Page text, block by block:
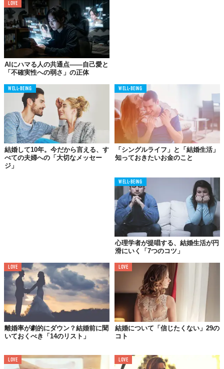
04.
戦わない、すぐに謝る！
良好な関係を続けるためにベストな方法は、お互いの怒りのボー
ダーラインを知っておくことです。とはいえ、そこまで完璧なカ
ップルはいませんから、時にはポロッとパートナーの逆鱗に触れ
る言動をしてしまうことも。そういう時はすぐに謝りましょう。
翌日に持ち越さないようにしましょう。お互いモヤモヤを抱えた
まま次の日を迎えるのは気持ち悪いですからね。
セックスしたければ
迷わずに誘う！
セックスをしたくなったら、ためらわずにパートナーを誘いまし
ょう。きっと喜んでくれるはずです（疲れているときは別）。
てあげてください。そして、パートナーにも聞いてみましょう。
LOVE
AIにハマる人の共通点——自己愛と
「不確実性への弱さ」の正体
WELL-BEING
結婚して10年。今だから言える、す
べての夫婦への「大切なメッセー
ジ」
WELL-BEING
「シングルライフ」と「結婚生活」
知っておきたいお金のこと
WELL-BEING
心理学者が提唱する、結婚生活が円
滑にいく「7つのコツ」
LOVE
離婚率が劇的にダウン？結婚前に聞
いておくべき「14のリスト」
LOVE
結婚について「信じたくない」29の
コト
LOVE LOVE